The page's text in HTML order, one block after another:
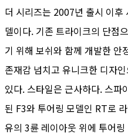
더 시리즈는 2007년 출시 이후
델이다. 기존 트라이크의 단점
기 위해 보쉬와 함께 개발한 안
존재감 넘치고 유니크한 디자
있다. 스타일은 근사하다. 스파
된 F3와 투어링 모델인 RT로
유의 3륜 레이아웃 위에 투어